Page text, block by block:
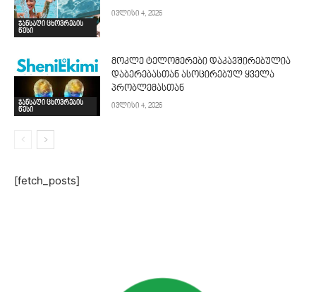
ჯანსაღი ცხოვრების
წესი
ივლისი 4, 2026
ჯანსაღი ცხოვრების
წესი
მოკლე ტელომერები დაკავშირებულია
დაბერებასთან ასოცირებულ ყველა
პრობლემასთან
ივლისი 4, 2026
[fetch_posts]